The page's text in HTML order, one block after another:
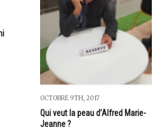
OCTOBRE 9TH, 2017
Qui veut la peau d’Alfred Marie-
Jeanne ?